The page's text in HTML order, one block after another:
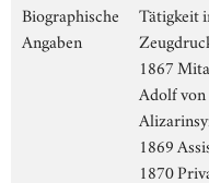
Biographische
Angaben
Tätigkeit
1867
Adolf
1869
1870